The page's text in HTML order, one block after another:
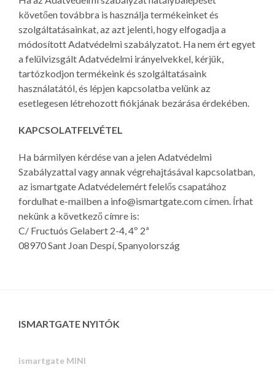
követően továbbra is használja termékeinket és
szolgáltatásainkat, az azt jelenti, hogy elfogadja a
módosított Adatvédelmi szabályzatot. Ha nem ért egyet
a felülvizsgált Adatvédelmi irányelvekkel, kérjük,
tartózkodjon termékeink és szolgáltatásaink
használatától, és lépjen kapcsolatba velünk az
esetlegesen létrehozott fiókjának bezárása érdekében.
KAPCSOLATFELVÉTEL
Ha bármilyen kérdése van a jelen Adatvédelmi
Szabályzattal vagy annak végrehajtásával kapcsolatban,
az ismartgate Adatvédelemért felelős csapatához
fordulhat e-mailben a info@ismartgate.com címen. Írhat
nekünk a következő címre is:
C/ Fructuós Gelabert 2-4, 4º 2ª
08970 Sant Joan Despí, Spanyolország
ISMARTGATE NYITÓK
ismartgate MINI